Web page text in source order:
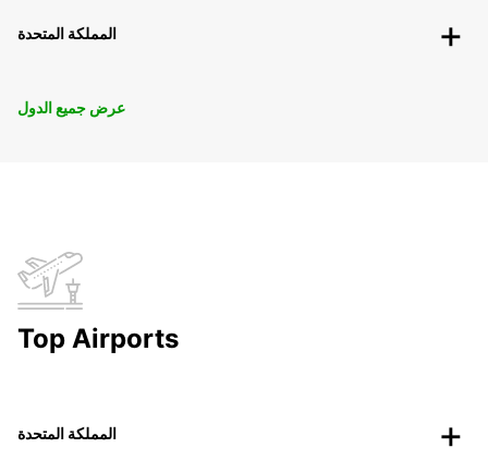
المملكة المتحدة
عرض جميع الدول
Top Airports
المملكة المتحدة